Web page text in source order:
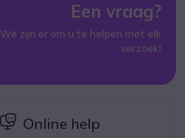
Een vraag?
We zijn er om u te helpen met elk
verzoek!
icon
Online help